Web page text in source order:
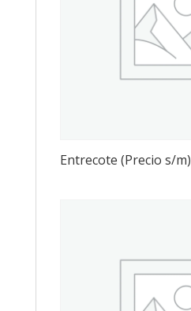
Entrecote (Precio s/m)